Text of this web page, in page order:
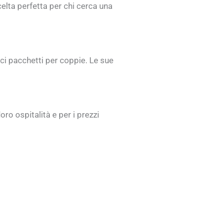
perfetta per chi cerca una
pacchetti per coppie. Le sue
ospitalità e per i prezzi